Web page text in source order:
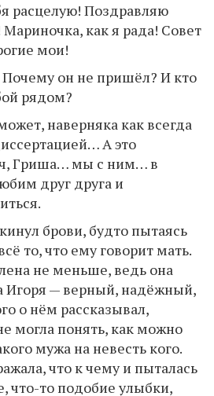
расцелую! Поздравляю
как я рада! Совет
мои!
он не пришёл? И кто
рядом?
наверняка как всегда
А это
Гриша… мы с ним… в
друг друга и
брови, будто пытаясь
то, что ему говорит мать.
не меньше, ведь она
Игоря — верный, надёжный,
о нём рассказывал,
могла понять, как можно
мужа на невесть кого.
что к чему и пыталась
что-то подобие улыбки,